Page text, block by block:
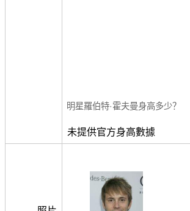
明星羅伯特·霍夫曼身高多少？
未提供官方身高數據